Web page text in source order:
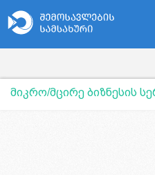
მიკრო/მცირე ბიზნესის